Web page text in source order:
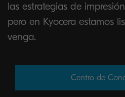
las estrategias de
pero en Kyocera estamos
venga.
Centro de